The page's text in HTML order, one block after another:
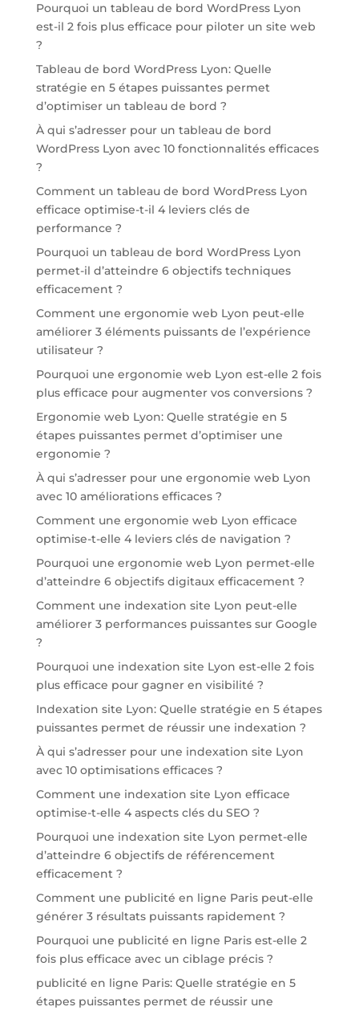
Pourquoi un tableau de bord WordPress Lyon
est-il 2 fois plus efficace pour piloter un site web
?
Tableau de bord WordPress Lyon: Quelle
stratégie en 5 étapes puissantes permet
d’optimiser un tableau de bord ?
À qui s’adresser pour un tableau de bord
WordPress Lyon avec 10 fonctionnalités efficaces
?
Comment un tableau de bord WordPress Lyon
efficace optimise-t-il 4 leviers clés de
performance ?
Pourquoi un tableau de bord WordPress Lyon
permet-il d’atteindre 6 objectifs techniques
efficacement ?
Comment une ergonomie web Lyon peut-elle
améliorer 3 éléments puissants de l’expérience
utilisateur ?
Pourquoi une ergonomie web Lyon est-elle 2 fois
plus efficace pour augmenter vos conversions ?
Ergonomie web Lyon: Quelle stratégie en 5
étapes puissantes permet d’optimiser une
ergonomie ?
À qui s’adresser pour une ergonomie web Lyon
avec 10 améliorations efficaces ?
Comment une ergonomie web Lyon efficace
optimise-t-elle 4 leviers clés de navigation ?
Pourquoi une ergonomie web Lyon permet-elle
d’atteindre 6 objectifs digitaux efficacement ?
Comment une indexation site Lyon peut-elle
améliorer 3 performances puissantes sur Google
?
Pourquoi une indexation site Lyon est-elle 2 fois
plus efficace pour gagner en visibilité ?
Indexation site Lyon: Quelle stratégie en 5 étapes
puissantes permet de réussir une indexation ?
À qui s’adresser pour une indexation site Lyon
avec 10 optimisations efficaces ?
Comment une indexation site Lyon efficace
optimise-t-elle 4 aspects clés du SEO ?
Pourquoi une indexation site Lyon permet-elle
d’atteindre 6 objectifs de référencement
efficacement ?
Comment une publicité en ligne Paris peut-elle
générer 3 résultats puissants rapidement ?
Pourquoi une publicité en ligne Paris est-elle 2
fois plus efficace avec un ciblage précis ?
publicité en ligne Paris: Quelle stratégie en 5
étapes puissantes permet de réussir une